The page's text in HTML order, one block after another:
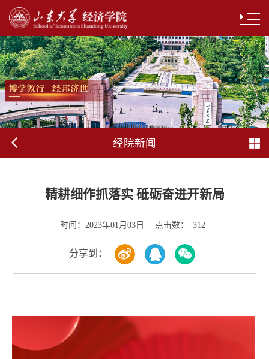
经院新闻
精耕细作抓落实 砥砺奋进开新局
时间： 2023年01月03日 点击数： 312
分享到：